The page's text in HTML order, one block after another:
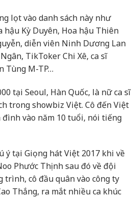
lọt vào danh sách này như
hậu Kỳ Duyên, Hoa hậu Thiên
diễn viên Ninh Dương Lan
TikToker Chi Xê, ca sĩ
Tùng M-TP…
tại Seoul, Hàn Quốc, là nữ ca sĩ
trong showbiz Việt. Cô đến Việt
đình vào năm 10 tuổi, nói tiếng
ý tại Giọng hát Việt 2017 khi về
Phước Thịnh sau đó về đội
trình, cô đầu quân vào công ty
Thắng, ra mắt nhiều ca khúc